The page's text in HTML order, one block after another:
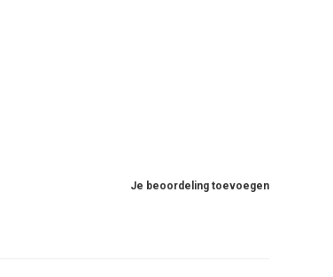
Je beoordeling toevoegen